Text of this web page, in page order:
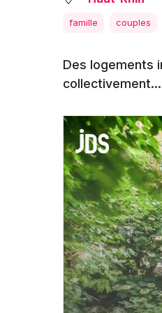
famille couples
Des logements